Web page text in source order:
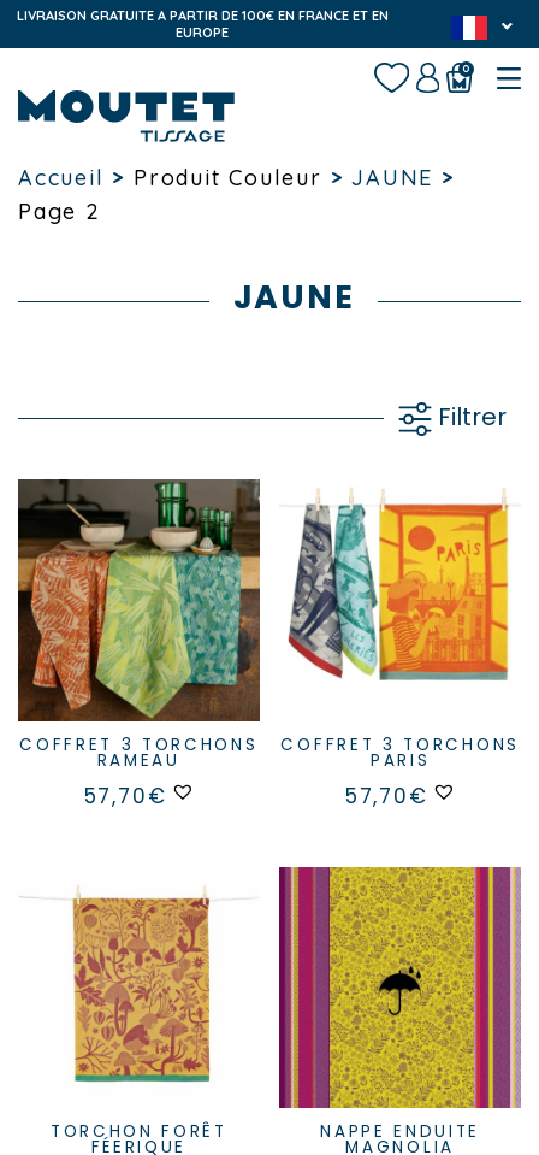
LIVRAISON GRATUITE A PARTIR DE 100€ EN FRANCE ET EN
EUROPE
0
Accueil > Produit Couleur > JAUNE >
Page 2
JAUNE
Filtrer
COFFRET 3 TORCHONS
RAMEAU
57,70€
COFFRET 3 TORCHONS
PARIS
57,70€
TORCHON FORÊT
FÉERIQUE
NAPPE ENDUITE
MAGNOLIA